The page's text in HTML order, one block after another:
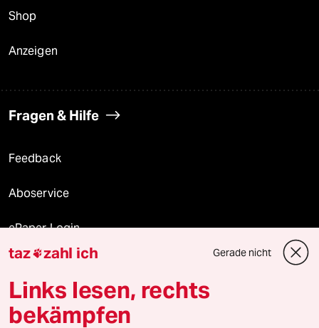
Shop
Anzeigen
Fragen & Hilfe
Feedback
Aboservice
ePaper Login
Downloads für Abonnierende
taz zahl ich Gerade nicht
Links lesen, rechts
bekämpfen